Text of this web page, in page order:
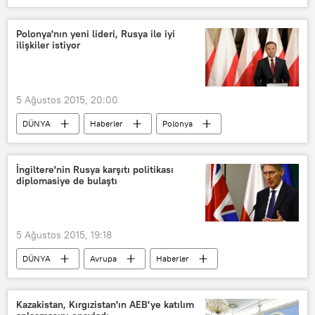
İran
John Kerry
ABD-İran İlişkileri
Polonya'nın yeni lideri, Rusya ile iyi
ilişkiler istiyor
5 Ağustos 2015, 20:00
DÜNYA Haberler
Polonya
Rusya
Andrzej Duda
İngiltere'nin Rusya karşıtı politikası
diplomasiye de bulaştı
5 Ağustos 2015, 19:18
DÜNYA Avrupa
Haberler
İngiltere
Rusya
Kazakistan, Kırgızistan'ın AEB'ye katılım